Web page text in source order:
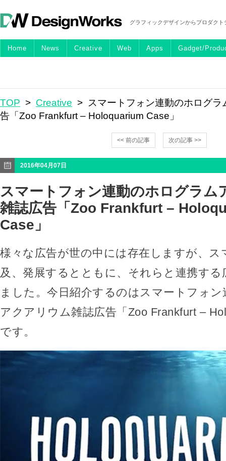
グラフィックデザインからプロダク
Home News Creative Web Apps Gadget/
TOP > Creative > スマートフォン連動のホログラ
告「Zoo Frankfurt – Holoquarium Case」
<< 前の記事 次の記事 >>
2016年04月07日
スマートフォン連動のホログラム
雑誌広告「Zoo Frankfurt –
Case」
様々な広告が世の中には存在しますが、ス
及、発展するとともに、それらと連携す
ました。今日紹介するのはスマートフォ
アクアリウム雑誌広告「Zoo Frankfurt –
です。